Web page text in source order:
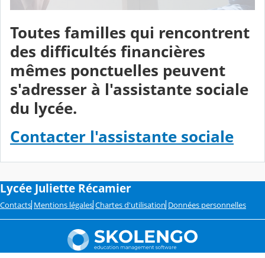
Toutes familles qui rencontrent
des difficultés financières
mêmes ponctuelles peuvent
s'adresser à l'assistante sociale
du lycée.
Contacter l'assistante sociale
Lycée Juliette Récamier
Contacts Mentions légales Chartes d'utilisation Données personnelles